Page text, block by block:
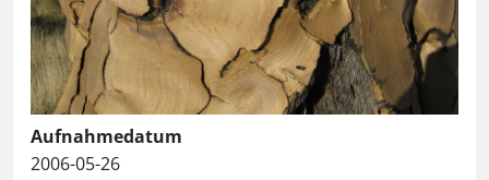
Aufnahmedatum
2006-05-26